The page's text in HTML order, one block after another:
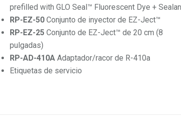
prefilled with GLO Seal™ Fluorescent Dye +
RP-EZ-50Conjunto de inyector de EZ-Ject™
RP-EZ-25Conjunto de EZ-Ject™ de 20 cm (8
pulgadas)
RP-AD-410A Adaptador/racor de R-410a
Etiquetas de servicio